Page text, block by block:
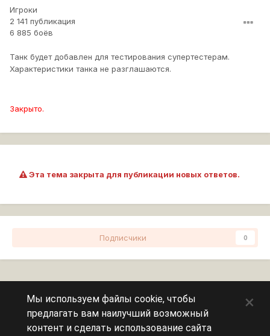
Игроки
2 141 публикация
6 885 боёв
Танк будет добавлен для тестирования супертестерам.
Характеристики танка не разглашаются.
Закрыто.
Эта тема закрыта для публикации новых ответов.
Подписчики 0
Сейчас на странице
Мы используем файлы cookie, чтобы
предлагать вам наилучший возможный
контент и сделать использование сайта
×